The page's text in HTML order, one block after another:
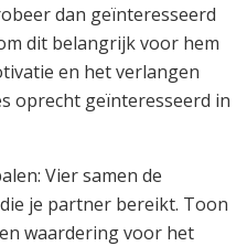
dan geïnteresseerd
dit belangrijk voor hem
en het verlangen
oprecht geïnteresseerd in
Vier samen de
je partner bereikt. Toon
waardering voor het